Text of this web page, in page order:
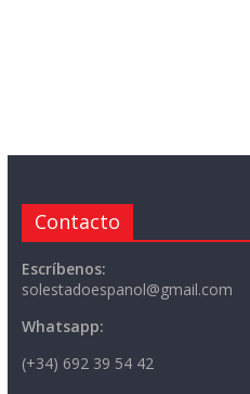
Contacto
Escríbenos:
solestadoespanol@gmail.com
Whatsapp:
(+34) 692 39 54 42